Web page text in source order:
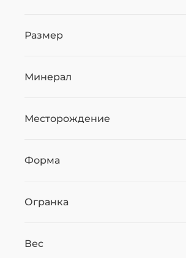
Размер
Минерал
Месторождение
Форма
Огранка
Вес